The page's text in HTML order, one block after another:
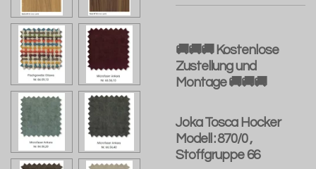
🚚🚚🚚 Kostenlose
Zustellung und
Montage 🚚🚚🚚
Joka Tosca Hocker
Modell : 870/0 ,
Stoffgruppe 66